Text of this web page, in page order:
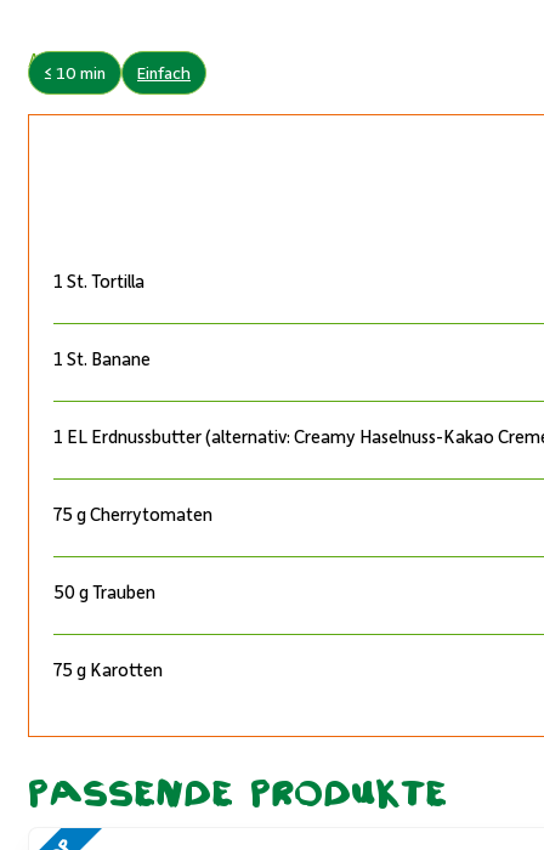
Autor:
≤ 10 min Einfach
1 St. Tortilla
1 St. Banane
1 EL Erdnussbutter (alternativ: Creamy Haselnuss-Kakao
75 g Cherrytomaten
50 g Trauben
75 g Karotten
Passende Produkte